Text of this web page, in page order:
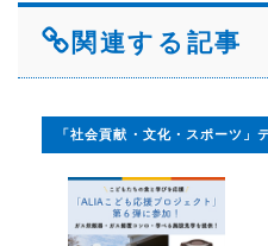
関連する記事
「社会貢献・文化・スポーツ」